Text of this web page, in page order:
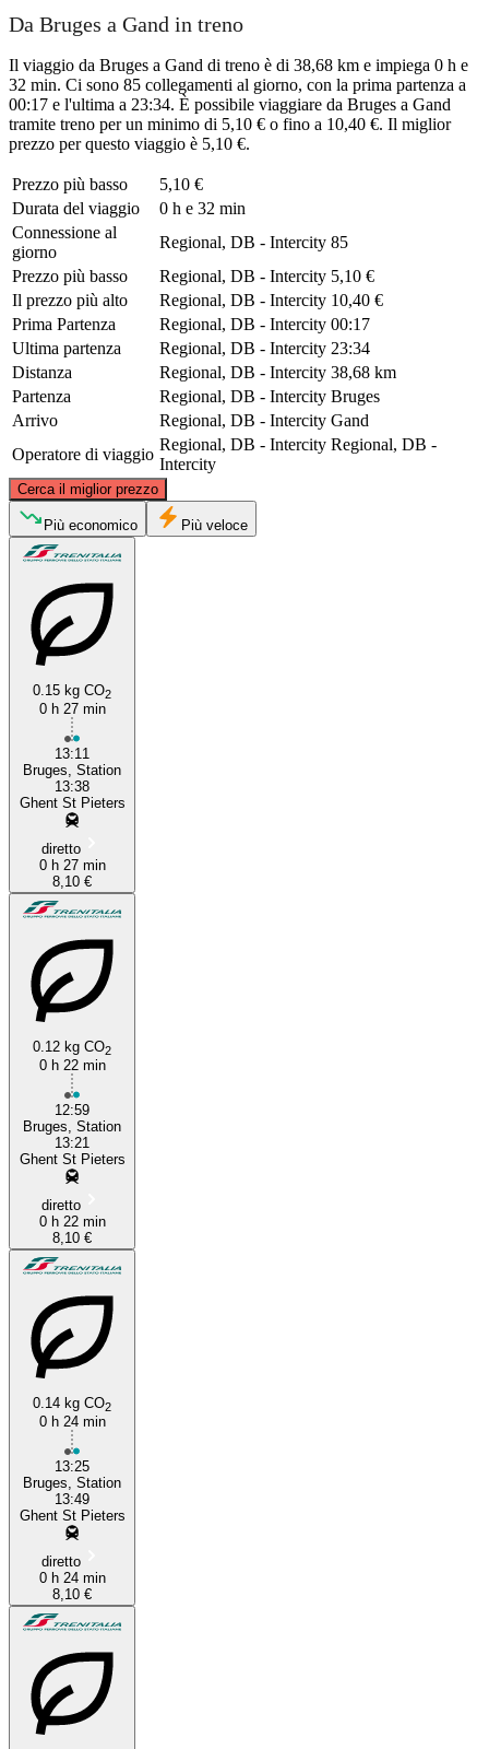
Da Bruges a Gand in treno
Il viaggio da Bruges a Gand di treno è di 38,68 km e impiega 0 h e
32 min. Ci sono 85 collegamenti al giorno, con la prima partenza a
00:17 e l'ultima a 23:34. È possibile viaggiare da Bruges a Gand
tramite treno per un minimo di 5,10 € o fino a 10,40 €. Il miglior
prezzo per questo viaggio è 5,10 €.
Prezzo più basso
5,10 €
Durata del viaggio
0 h e 32 min
Connessione al
giorno
Regional, DB - Intercity 85
Prezzo più basso
Regional, DB - Intercity 5,10 €
Il prezzo più alto
Regional, DB - Intercity 10,40 €
Prima Partenza
Regional, DB - Intercity 00:17
Ultima partenza
Regional, DB - Intercity 23:34
Distanza
Regional, DB - Intercity 38,68 km
Partenza
Regional, DB - Intercity Bruges
Arrivo
Regional, DB - Intercity Gand
Operatore di viaggio
Regional, DB - Intercity Regional, DB -
Intercity
Cerca il miglior prezzo
Bruges
Più economico Più veloce
0.15 kg CO2
0 h 27 min
13:11
Bruges, Station
13:38
Ghent St Pieters
diretto
0 h 27 min
8,10 €
0.12 kg CO2
0 h 22 min
12:59
Bruges, Station
13:21
Ghent St Pieters
diretto
0 h 22 min
8,10 €
0.14 kg CO2
0 h 24 min
13:25
Bruges, Station
13:49
Ghent St Pieters
diretto
0 h 24 min
8,10 €